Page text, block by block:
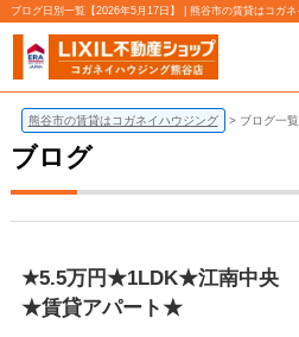
熊谷市の賃貸はコガネイハウジング ブログ一覧
ブログ
★5.5万円★1LDK★江南中央
★賃貸アパート★